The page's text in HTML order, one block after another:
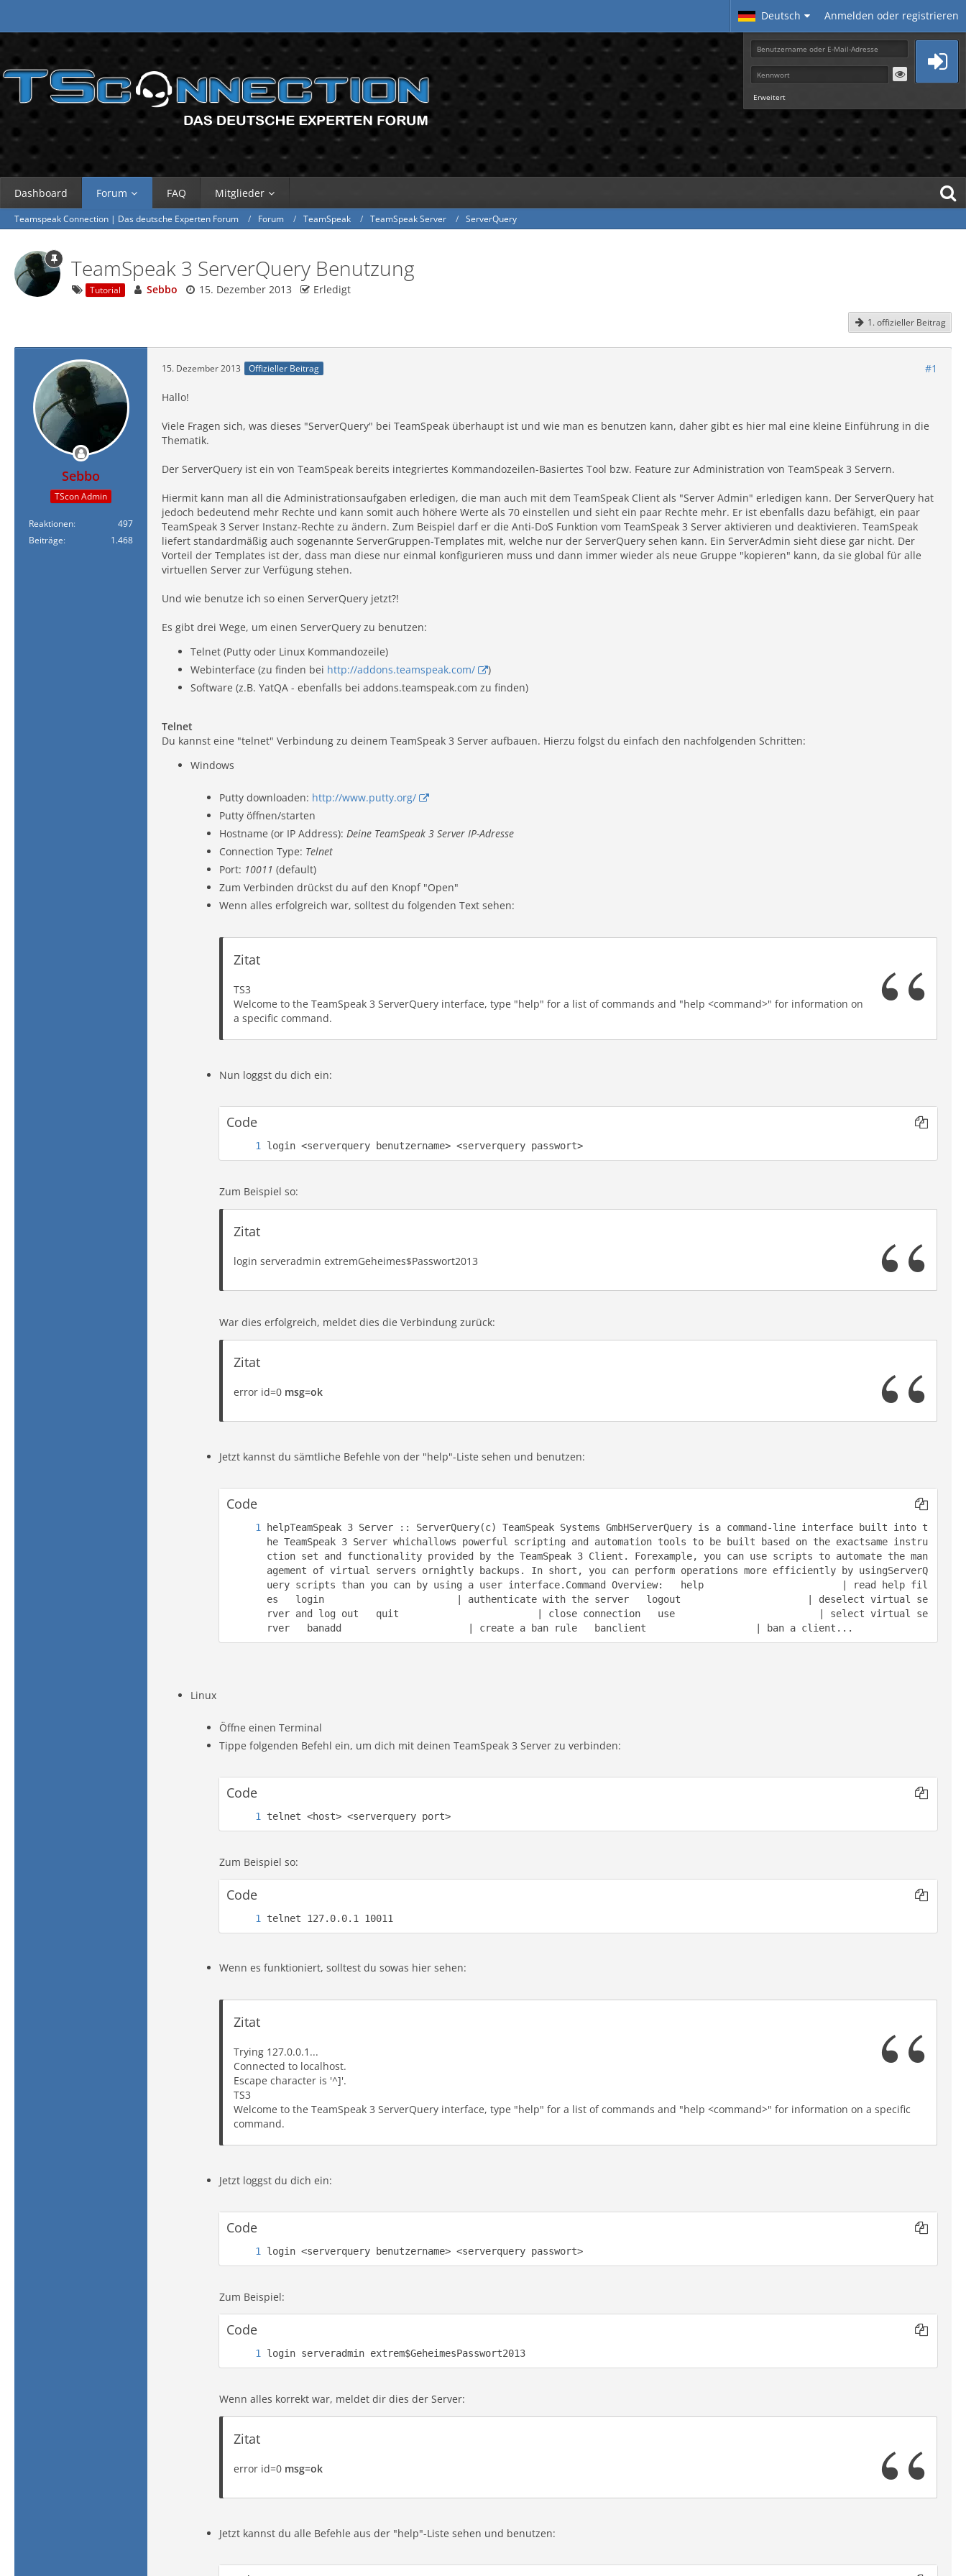
Deutsch Anmelden oder registrieren
Erweitert
Dashboard Forum FAQ Mitglieder
Teamspeak Connection | Das deutsche Experten Forum Forum TeamSpeak TeamSpeak Server ServerQuery
TeamSpeak 3 ServerQuery Benutzung
Tutorial Sebbo 15. Dezember 2013 Erledigt
1. offizieller Beitrag
Sebbo
TScon Admin
Reaktionen
497
Beiträge
1.468
15. Dezember 2013 Offizieller Beitrag #1
Hallo!
Viele Fragen sich, was dieses "ServerQuery" bei TeamSpeak überhaupt ist und wie man es benutzen kann, daher gibt es hier mal eine kleine Einführung in die
Thematik.
Der ServerQuery ist ein von TeamSpeak bereits integriertes Kommandozeilen-Basiertes Tool bzw. Feature zur Administration von TeamSpeak 3 Servern.
Hiermit kann man all die Administrationsaufgaben erledigen, die man auch mit dem TeamSpeak Client als "Server Admin" erledigen kann. Der ServerQuery hat
jedoch bedeutend mehr Rechte und kann somit auch höhere Werte als 70 einstellen und sieht ein paar Rechte mehr. Er ist ebenfalls dazu befähigt, ein paar
TeamSpeak 3 Server Instanz-Rechte zu ändern. Zum Beispiel darf er die Anti-DoS Funktion vom TeamSpeak 3 Server aktivieren und deaktivieren. TeamSpeak
liefert standardmäßig auch sogenannte ServerGruppen-Templates mit, welche nur der ServerQuery sehen kann. Ein ServerAdmin sieht diese gar nicht. Der
Vorteil der Templates ist der, dass man diese nur einmal konfigurieren muss und dann immer wieder als neue Gruppe "kopieren" kann, da sie global für alle
virtuellen Server zur Verfügung stehen.
Und wie benutze ich so einen ServerQuery jetzt?!
Es gibt drei Wege, um einen ServerQuery zu benutzen:
Telnet (Putty oder Linux Kommandozeile)
Webinterface (zu finden bei http://addons.teamspeak.com/
)
Software (z.B. YatQA - ebenfalls bei addons.teamspeak.com zu finden)
Telnet
Du kannst eine "telnet" Verbindung zu deinem TeamSpeak 3 Server aufbauen. Hierzu folgst du einfach den nachfolgenden Schritten:
Windows
Putty downloaden: http://www.putty.org/
Putty öffnen/starten
Hostname (or IP Address): Deine TeamSpeak 3 Server IP-Adresse
Connection Type: Telnet
Port: 10011 (default)
Zum Verbinden drückst du auf den Knopf "Open"
Wenn alles erfolgreich war, solltest du folgenden Text sehen:
Zitat
TS3
Welcome to the TeamSpeak 3 ServerQuery interface, type "help" for a list of commands and "help <command>" for information on
a specific command.
Nun loggst du dich ein:
Code
login <serverquery benutzername> <serverquery passwort>
Zum Beispiel so:
Zitat
login serveradmin extremGeheimes$Passwort2013
War dies erfolgreich, meldet dies die Verbindung zurück:
Zitat
error id=0 msg=ok
Jetzt kannst du sämtliche Befehle von der "help"-Liste sehen und benutzen:
Code
helpTeamSpeak 3 Server :: ServerQuery(c) TeamSpeak Systems GmbHServerQuery is a command-line interface built into t
he TeamSpeak 3 Server whichallows powerful scripting and automation tools to be built based on the exactsame instru
ction set and functionality provided by the TeamSpeak 3 Client. Forexample, you can use scripts to automate the man
agement of virtual servers ornightly backups. In short, you can perform operations more efficiently by usingServerQ
uery scripts than you can by using a user interface.Command Overview:   help                        | read help fil
es   login                       | authenticate with the server   logout                      | deselect virtual se
rver and log out   quit                        | close connection   use                         | select virtual se
rver   banadd                      | create a ban rule   banclient                   | ban a client...
Linux
Öffne einen Terminal
Tippe folgenden Befehl ein, um dich mit deinen TeamSpeak 3 Server zu verbinden:
Code
telnet <host> <serverquery port>
Zum Beispiel so:
Code
telnet 127.0.0.1 10011
Wenn es funktioniert, solltest du sowas hier sehen:
Zitat
Trying 127.0.0.1...
Connected to localhost.
Escape character is '^]'.
TS3
Welcome to the TeamSpeak 3 ServerQuery interface, type "help" for a list of commands and "help <command>" for information on a specific
command.
Jetzt loggst du dich ein:
Code
login <serverquery benutzername> <serverquery passwort>
Zum Beispiel:
Code
login serveradmin extrem$GeheimesPasswort2013
Wenn alles korrekt war, meldet dir dies der Server:
Zitat
error id=0 msg=ok
Jetzt kannst du alle Befehle aus der "help"-Liste sehen und benutzen: